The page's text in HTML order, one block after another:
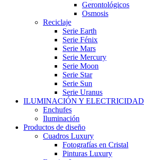
Gerontológicos
Osmosis
Reciclaje
Serie Earth
Serie Fénix
Serie Mars
Serie Mercury
Serie Moon
Serie Star
Serie Sun
Serie Uranus
ILUMINACIÓN Y ELECTRICIDAD
Enchufes
Iluminación
Productos de diseño
Cuadros Luxury
Fotografías en Cristal
Pinturas Luxury